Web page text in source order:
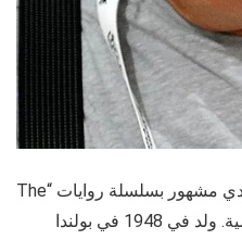
أندريه سابكوفسكي هو كاتب بولندي مشهور بسلسلة روايات “The
Witcher” التي حققت شهرة عالمية. ولد في 1948 في بولندا